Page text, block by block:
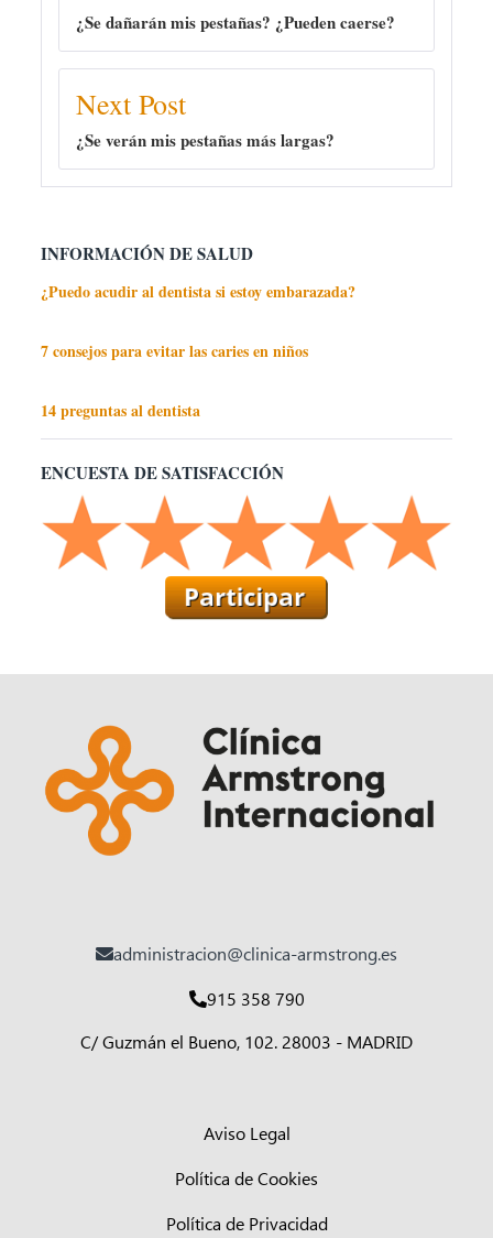
¿Se dañarán mis pestañas? ¿Pueden caerse?
Next Post
¿Se verán mis pestañas más largas?
INFORMACIÓN DE SALUD
¿Puedo acudir al dentista si estoy embarazada?
7 consejos para evitar las caries en niños
14 preguntas al dentista
ENCUESTA DE SATISFACCIÓN
administracion@clinica-armstrong.es
915 358 790
C/ Guzmán el Bueno, 102. 28003 - MADRID
Aviso Legal
Política de Cookies
Política de Privacidad